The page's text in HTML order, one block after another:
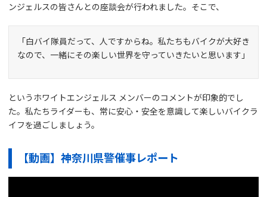
ンジェルスの皆さんとの座談会が行われました。そこで、
「白バイ隊員だって、人ですからね。私たちもバイクが大好き
なので、一緒にその楽しい世界を守っていきたいと思います」
というホワイトエンジェルス メンバーのコメントが印象的でし
た。私たちライダーも、常に安心・安全を意識して楽しいバイクラ
イフを過ごしましょう。
【動画】神奈川県警催事レポート